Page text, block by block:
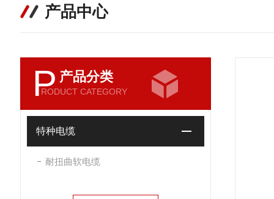
产品中心
P 产品分类
RODUCT CATEGORY
特种电缆
耐扭曲软电缆